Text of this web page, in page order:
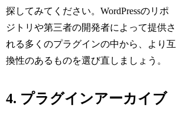
探してみてください。WordPressのリポ
ジトリや第三者の開発者によって提供さ
れる多くのプラグインの中から、より互
換性のあるものを選び直しましょう。
4. プラグインアーカイブ